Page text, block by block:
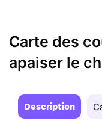
Carte des
apaiser le
Description